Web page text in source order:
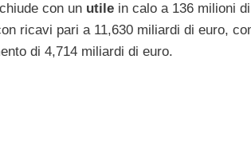
con un utile in calo a 136 milioni
ricavi pari a 11,630 miliardi di euro,
di 4,714 miliardi di euro.